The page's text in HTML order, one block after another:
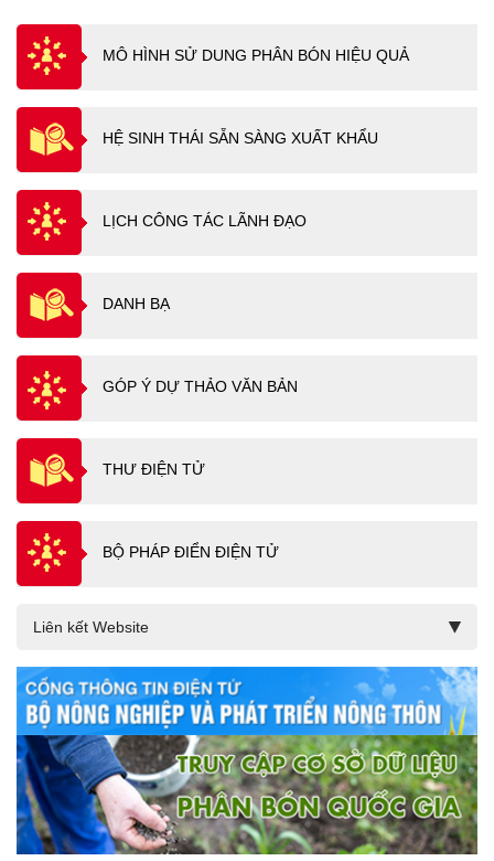
MÔ HÌNH SỬ DUNG PHÂN BÓN HIỆU QUẢ
HỆ SINH THÁI SẴN SÀNG XUẤT KHẨU
LỊCH CÔNG TÁC LÃNH ĐẠO
DANH BẠ
GÓP Ý DỰ THẢO VĂN BẢN
THƯ ĐIỆN TỬ
BỘ PHÁP ĐIỂN ĐIỆN TỬ